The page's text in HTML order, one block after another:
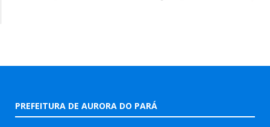
PREFEITURA DE AURORA DO PARÁ